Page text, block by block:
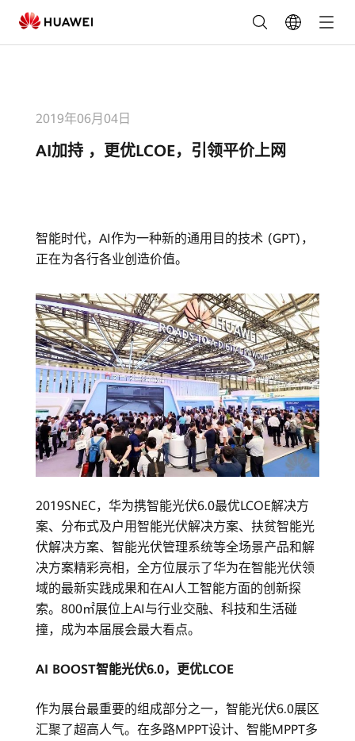
AI
加
LCOE，
2019年06月04日
AI加持 ，更优LCOE，引领平价上网
智能时代，AI作为一种新的通用目的技术 (GPT)，
正在为各行各业创造价值。
2019SNEC，华为携智能光伏6.0最优LCOE解决方
案、分布式及户用智能光伏解决方案、扶贫智能光
伏解决方案、智能光伏管理系统等全场景产品和解
决方案精彩亮相，全方位展示了华为在智能光伏领
域的最新实践成果和在AI人工智能方面的创新探
索。800㎡展位上AI与行业交融、科技和生活碰
撞，成为本届展会最大看点。
AI BOOST智能光伏6.0，更优LCOE
作为展台最重要的组成部分之一，智能光伏6.0展区
汇聚了超高人气。在多路MPPT设计、智能MPPT多